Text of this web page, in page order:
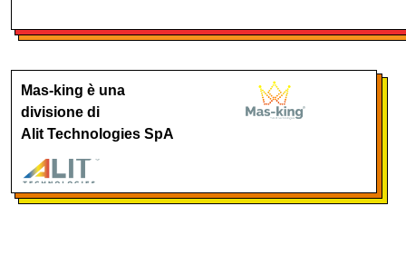
Mas-king è una
divisione di
Alit Technologies SpA